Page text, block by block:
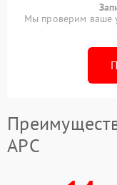
Мы проверим ваше
APC